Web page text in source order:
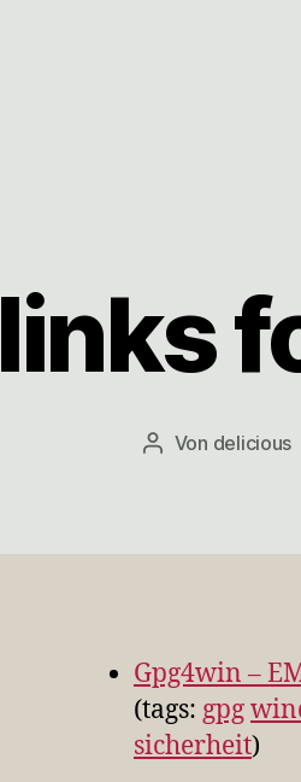
links
Beitragsautor
Von delicious
Gpg4win –
(tags: gpg
sicherheit)